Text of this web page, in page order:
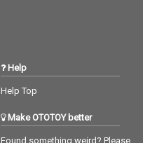
Help
Help Top
Make OTOTOY better
Found something weird? Please